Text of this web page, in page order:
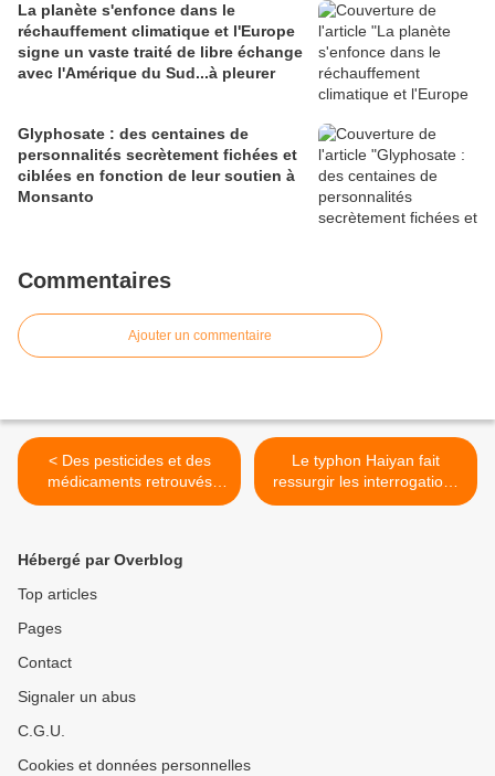
La planète s'enfonce dans le
réchauffement climatique et l'Europe
signe un vaste traité de libre échange
avec l'Amérique du Sud...à pleurer
Glyphosate : des centaines de
personnalités secrètement fichées et
ciblées en fonction de leur soutien à
Monsanto
Commentaires
Ajouter un commentaire
< Des pesticides et des
médicaments retrouvés
dans 10% des bouteilles
Le typhon Haiyan fait
ressurgir les interrogations
sur le climat >
Hébergé par Overblog
Top articles
Pages
Contact
Signaler un abus
C.G.U.
Cookies et données personnelles